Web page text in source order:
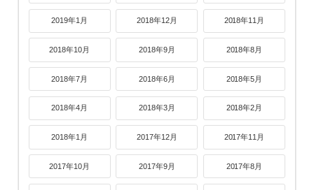
2019年1月 2018年12月 2018年11月
2018年10月 2018年9月 2018年8月
2018年7月 2018年6月 2018年5月
2018年4月 2018年3月 2018年2月
2018年1月 2017年12月 2017年11月
2017年10月 2017年9月 2017年8月